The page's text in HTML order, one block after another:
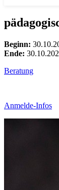
Beginn:
Ende:
Beratung
Anmelde-Infos